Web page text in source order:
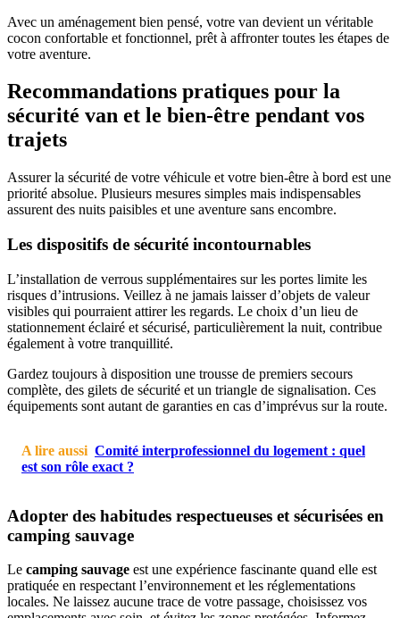
Avec un aménagement bien pensé, votre van devient un véritable
cocon confortable et fonctionnel, prêt à affronter toutes les étapes de
votre aventure.
Recommandations pratiques pour la
sécurité van et le bien-être pendant vos
trajets
Assurer la sécurité de votre véhicule et votre bien-être à bord est une
priorité absolue. Plusieurs mesures simples mais indispensables
assurent des nuits paisibles et une aventure sans encombre.
Les dispositifs de sécurité incontournables
L’installation de verrous supplémentaires sur les portes limite les
risques d’intrusions. Veillez à ne jamais laisser d’objets de valeur
visibles qui pourraient attirer les regards. Le choix d’un lieu de
stationnement éclairé et sécurisé, particulièrement la nuit, contribue
également à votre tranquillité.
Gardez toujours à disposition une trousse de premiers secours
complète, des gilets de sécurité et un triangle de signalisation. Ces
équipements sont autant de garanties en cas d’imprévus sur la route.
A lire aussi Comité interprofessionnel du logement : quel
est son rôle exact ?
Adopter des habitudes respectueuses et sécurisées en
camping sauvage
Le camping sauvage est une expérience fascinante quand elle est
pratiquée en respectant l’environnement et les réglementations
locales. Ne laissez aucune trace de votre passage, choisissez vos